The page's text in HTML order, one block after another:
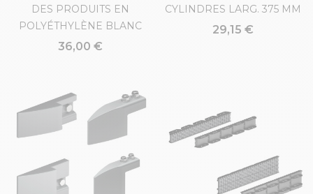
DES PRODUITS EN
POLYÉTHYLÈNE BLANC
36,00 €
CYLINDRES LARG. 375 MM
29,15 €